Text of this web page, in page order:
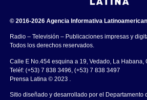
© 2016-2026 Agencia Informativa
Radio – Televisión – Publicaciones impresas y
Todos los derechos reservados.
Calle E No.454 esquina a 19, Vedado, La Habana,
Teléf: (+53) 7 838 3496, (+53) 7 838 3497
Prensa Latina © 2023 .
Sitio diseñado y desarrollado por el Departamento